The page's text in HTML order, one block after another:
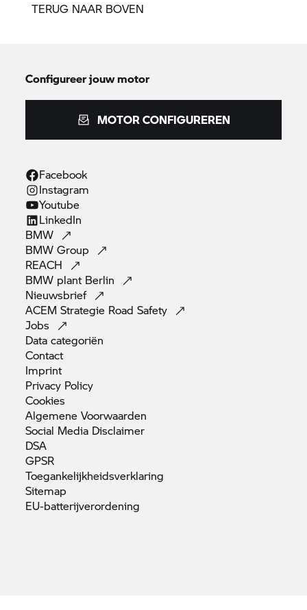
TERUG NAAR BOVEN
Configureer jouw motor
MOTOR CONFIGUREREN
Facebook
Instagram
Youtube
LinkedIn
BMW
BMWGroup
REACH
BMW plant Berlin
Nieuwsbrief
ACEM Strategie RoadSafety
Jobs
Datacategoriën
Contact
Imprint
Privacy Policy
Cookies
AlgemeneVoorwaarden
Social Media Disclaimer
DSA
GPSR
Toegankelijkheidsverklaring
Sitemap
EU-batterijverordening